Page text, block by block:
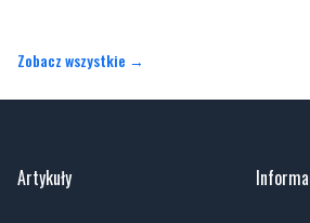
Zobacz wszystkie →
Artykuły